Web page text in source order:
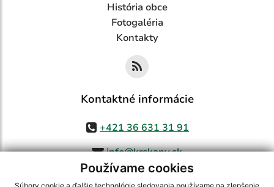
Používame cookies
História obce
Fotogaléria
Kontakty
Kontaktné informácie
+421 36 631 31 91
info@krskany.sk